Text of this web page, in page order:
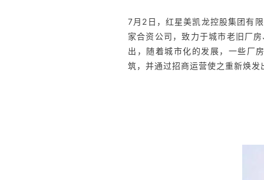
7月2日，红星美凯龙控股集团有
家合资公司，致力于城市老旧厂
出，随着城市化的发展，一些厂
筑，并通过招商运营使之重新焕发